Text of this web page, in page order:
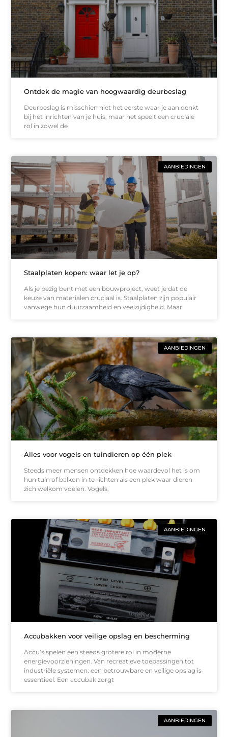
Ontdek de magie van hoogwaardig deurbeslag
Deurbeslag is misschien niet het eerste waar je aan denkt
bij het inrichten van je huis, maar het speelt een cruciale
rol in zowel de
AANBIEDINGEN
Staalplaten kopen: waar let je op?
Als je bezig bent met een bouwproject, weet je dat de
keuze van materialen cruciaal is. Staalplaten zijn populair
vanwege hun duurzaamheid en veelzijdigheid. Maar
AANBIEDINGEN
Alles voor vogels en tuindieren op één plek
Steeds meer mensen ontdekken hoe waardevol het is om
hun tuin of balkon in te richten als een plek waar dieren
zich welkom voelen. Vogels,
AANBIEDINGEN
Accubakken voor veilige opslag en bescherming
Accu’s spelen een steeds grotere rol in moderne
energievoorzieningen. Van recreatieve toepassingen tot
industriële systemen: een betrouwbare en veilige opslag is
essentieel. Een accubak zorgt
AANBIEDINGEN